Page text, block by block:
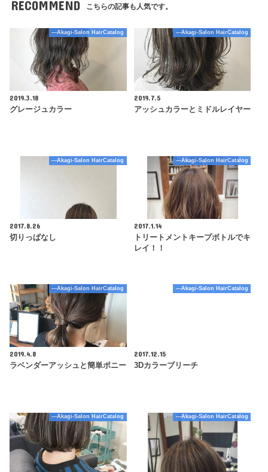
RECOMMEND こちらの記事も人気です。
---Akagi-Salon HairCatalog
2019.3.18
グレージュカラー
---Akagi-Salon HairCatalog
2019.7.5
アッシュカラーとミドルレイヤー
---Akagi-Salon HairCatalog
2017.8.26
切りっぱなし
---Akagi-Salon HairCatalog
2017.1.14
トリートメントキープボトルでキ
レイ！！
---Akagi-Salon HairCatalog
2019.4.8
ラベンダーアッシュと簡単ポニー
---Akagi-Salon HairCatalog
2017.12.15
3Dカラーブリーチ
---Akagi-Salon HairCatalog ---Akagi-Salon HairCatalog